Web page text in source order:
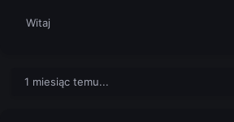
Witaj
1 miesiąc temu...